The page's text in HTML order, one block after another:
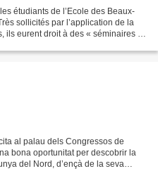
étudiants de l’Ecole des Beaux-
sollicités par l’application de la
ils eurent droit à des « séminaires »
al palau dels Congressos de
bona oportunitat per descobrir la
del Nord, d’ençà de la seva